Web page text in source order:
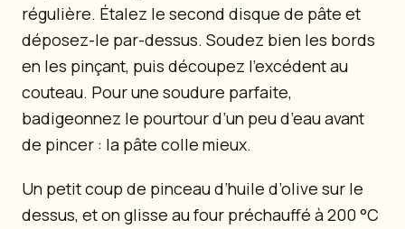
régulière. Étalez le second disque de pâte et
déposez-le par-dessus. Soudez bien les bords
en les pinçant, puis découpez l’excédent au
couteau. Pour une soudure parfaite,
badigeonnez le pourtour d’un peu d’eau avant
de pincer : la pâte colle mieux.
Un petit coup de pinceau d’huile d’olive sur le
dessus, et on glisse au four préchauffé à 200 °C